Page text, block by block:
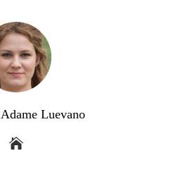
Luevano